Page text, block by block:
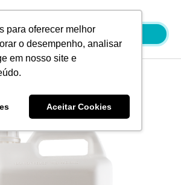
para oferecer melhor
o desempenho, analisar
em nosso site e
Aceitar Cookies